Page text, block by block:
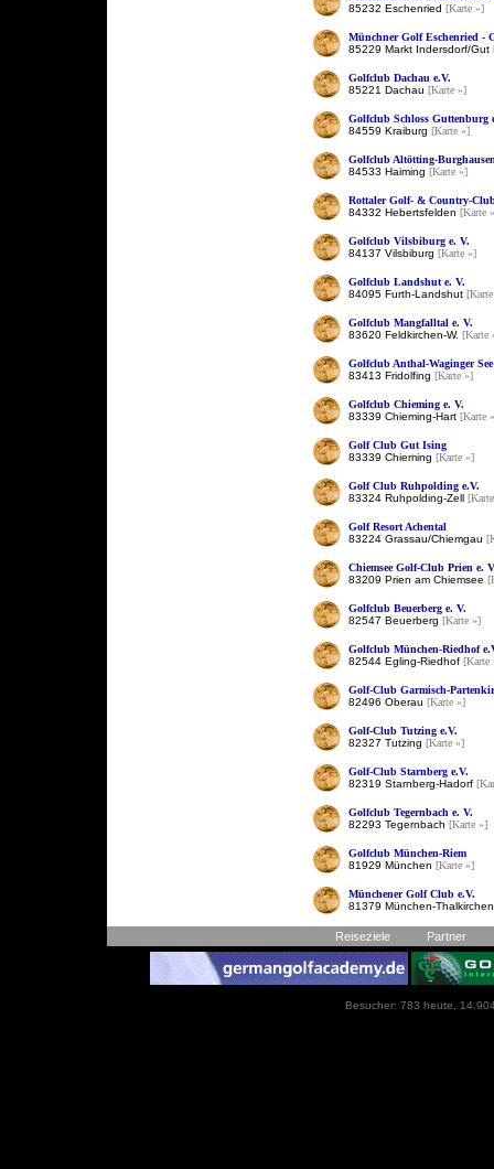
85232 Eschenried [Karte »]
Münchner Golf Eschenried -
85229 Markt Indersdorf/
Golfclub Dachau e.V.
85221 Dachau [Karte »]
Golfclub Schloss Guttenburg
84559 Kraiburg [Karte »]
Golfclub Altötting-
84533 Haiming [Karte »]
Rottaler Golf- & Country-
84332 Hebertsfelden [Karte
Golfclub Vilsbiburg e. V.
84137 Vilsbiburg [Karte »]
Golfclub Landshut e. V.
84095 Furth-Landshut
Golfclub Mangfalltal e. V.
83620 Feldkirchen-W. [Karte
Golfclub Anthal-Waginger
83413 Fridolfing [Karte »]
Golfclub Chieming e. V.
83339 Chieming-Hart [Karte
Golf Club Gut Ising
83339 Chieming [Karte »]
Golf Club Ruhpolding e.V.
83324 Ruhpolding-Zell
Golf Resort Achental
83224 Grassau/Chiemgau
Chiemsee Golf-Club Prien e.
83209 Prien am Chiemsee
Golfclub Beuerberg e. V.
82547 Beuerberg [Karte »]
Golfclub München-Riedhof
82544 Egling-Riedhof [Karte
Golf-Club Garmisch-
82496 Oberau [Karte »]
Golf-Club Tutzing e.V.
82327 Tutzing [Karte »]
Golf-Club Starnberg e.V.
82319 Starnberg-Hadorf
Golfclub Tegernbach e. V.
82293 Tegernbach [Karte »]
Golfclub München-Riem
81929 München [Karte »]
Münchener Golf Club e.V.
81379 München-
Reiseziele Partner
Besucher: 783 heute,